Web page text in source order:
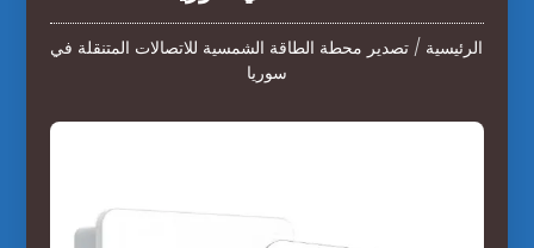
الرئيسية / تصدير محطة الطاقة الشمسية للاتصالات المتنقلة في
سوريا